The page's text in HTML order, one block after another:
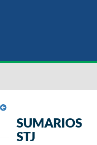
SUMARIOS
STJ